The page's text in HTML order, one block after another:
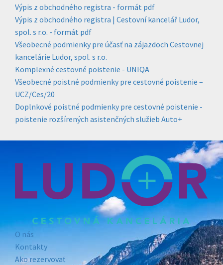
Výpis z obchodného registra - formát pdf
Výpis z obchodného registra | Cestovní kancelář Ludor,
spol. s r.o. - formát pdf
Všeobecné podmienky pre účasť na zájazdoch Cestovnej
kancelárie Ludor, spol. s r.o.
Komplexné cestovné poistenie - UNIQA
Všeobecné poistné podmienky pre cestovné poistenie –
UCZ/Ces/20
Doplnkové poistné podmienky pre cestovné poistenie -
poistenie rozšírených asistenčných služieb Auto+
O nás
Kontakty
Ako rezervovať